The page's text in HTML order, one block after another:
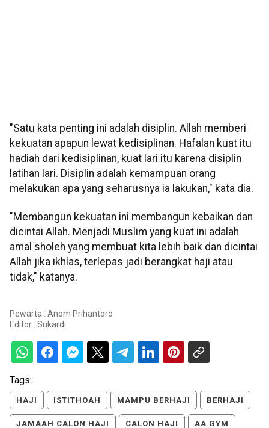
"Satu kata penting ini adalah disiplin. Allah memberi
kekuatan apapun lewat kedisiplinan. Hafalan kuat itu
hadiah dari kedisiplinan, kuat lari itu karena disiplin
latihan lari. Disiplin adalah kemampuan orang
melakukan apa yang seharusnya ia lakukan," kata dia.
"Membangun kekuatan ini membangun kebaikan dan
dicintai Allah. Menjadi Muslim yang kuat ini adalah
amal sholeh yang membuat kita lebih baik dan dicintai
Allah jika ikhlas, terlepas jadi berangkat haji atau
tidak," katanya.
Pewarta : Anom Prihantoro
Editor : Sukardi
Tags:
HAJI ISTITHOAH MAMPU BERHAJI BERHAJI
JAMAAH CALON HAJI CALON HAJI AA GYM